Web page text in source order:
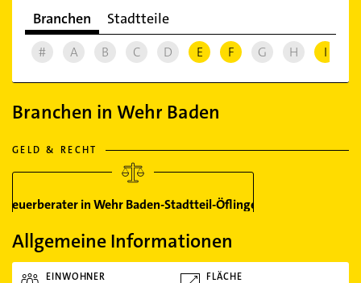
Branchen Stadtteile
# A B C D E F G H I
Branchen in Wehr Baden
GELD & RECHT
Steuerberater in Wehr Baden-Stadtteil-Öflingen
Allgemeine Informationen
EINWOHNER FLÄCHE